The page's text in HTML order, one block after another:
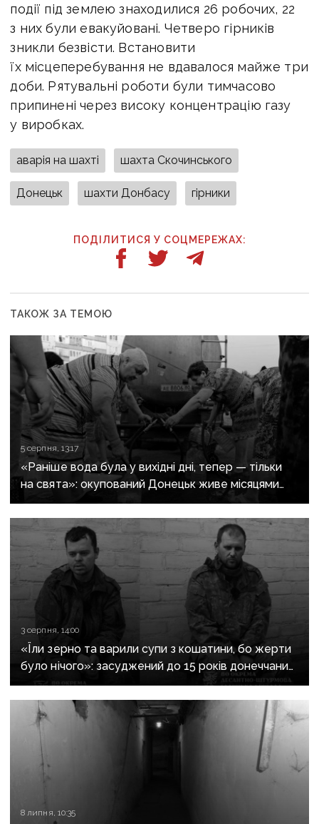
події під землею знаходилися 26 робочих, 22
з них були евакуйовані. Четверо гірників
зникли безвісти. Встановити
їх місцеперебування не вдавалося майже три
доби. Рятувальні роботи були тимчасово
припинені через високу концентрацію газу
у виробках.
аварія на шахті шахта Скочинського
Донецьк шахти Донбасу гірники
ПОДІЛИТИСЯ У СОЦМЕРЕЖАХ:
ТАКОЖ ЗА ТЕМОЮ
5 серпня, 13:17
«Раніше вода була у вихідні дні, тепер — тільки
на свята»: окупований Донецьк живе місяцями
без води
3 серпня, 14:00
«Їли зерно та варили супи з кошатини, бо жерти
було нічого»: засуджений до 15 років донеччанин
розповів, як воював за «ДНР» і потрапив у полон
при першому ж штурмі
8 липня, 10:35